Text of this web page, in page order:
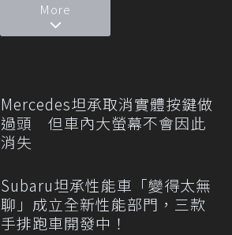
More
Mercedes坦承取消實體按鍵做
過頭 但車內大螢幕不會因此
消失
Subaru坦承性能車「變得太無
聊」成立全新性能部門，三款
手排跑車開發中！